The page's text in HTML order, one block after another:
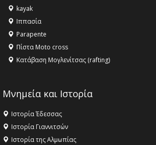
16:18 -
ΣΤΗΝ ΕΔΕΣΣΑ
kayak
Ιππασία
Parapente
Πίστα Moto cross
Κατάβαση Μογλενίτσας (rafting)
Μνημεία και Ιστορία
Ιστορία Έδεσσας
Ιστορία Γιαννιτσών
Ιστορία της Αλμωπίας